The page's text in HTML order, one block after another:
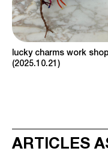
lucky charms work shop
2025.10.21
ARTICLES